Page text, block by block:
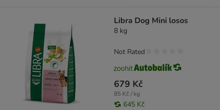
Libra Dog Mini losos
8 kg
679 Kč
85 Kč / kg
645 Kč
Not Rated